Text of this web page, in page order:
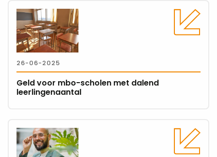
ermee
doet.”
26-06-2025
Geld voor mbo-scholen met dalend
leerlingenaantal
Lees
meer
over
Geld
voor
mbo-
scholen
met
Lees
meer
over